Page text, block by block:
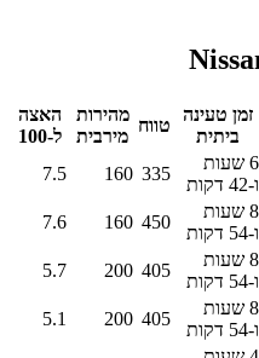
זמן טעינה
ביתית
טווח
מהירות
מירבית
האצה
ל-100
6 שעות
ו-42 דקות
335
160
7.5
8 שעות
ו-54 דקות
450
160
7.6
8 שעות
ו-54 דקות
405
200
5.7
8 שעות
ו-54 דקות
405
200
5.1